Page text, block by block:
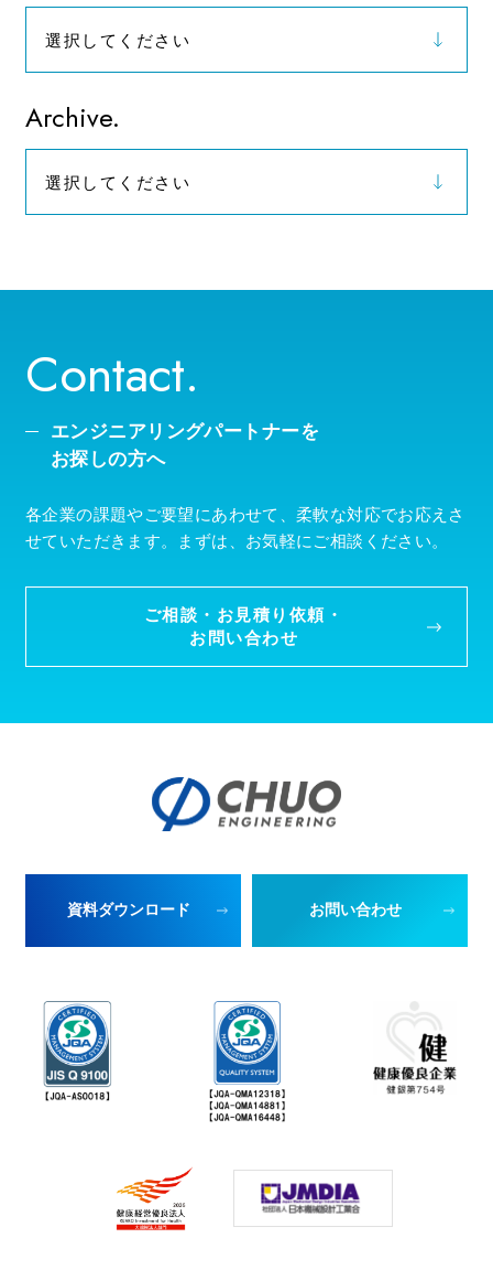
選択してください
お知らせ
Archive.
選択してください
Contact.
エンジニアリングパートナーを
お探しの方へ
各企業の課題やご要望にあわせて、柔軟な対応でお応えさ
せていただきます。まずは、お気軽にご相談ください。
ご相談・お見積り依頼・
お問い合わせ
資料ダウンロード お問い合わせ